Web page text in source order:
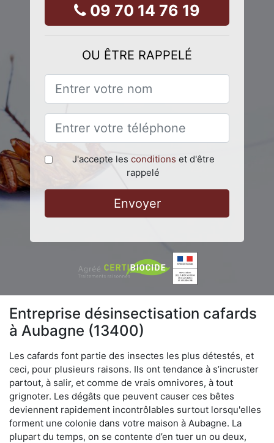
09 70 14 76 19
OU ÊTRE RAPPELÉ
J'accepte les conditions et d'être
rappelé
Envoyer
Entreprise désinsectisation cafards
à Aubagne (13400)
Les cafards font partie des insectes les plus détestés, et
ceci, pour plusieurs raisons. Ils ont tendance à s’incruster
partout, à salir, et comme de vrais omnivores, à tout
grignoter. Les dégâts que peuvent causer ces bêtes
deviennent rapidement incontrôlables surtout lorsqu'elles
forment une colonie dans votre maison à Aubagne. La
plupart du temps, on se contente d’en tuer un ou deux,